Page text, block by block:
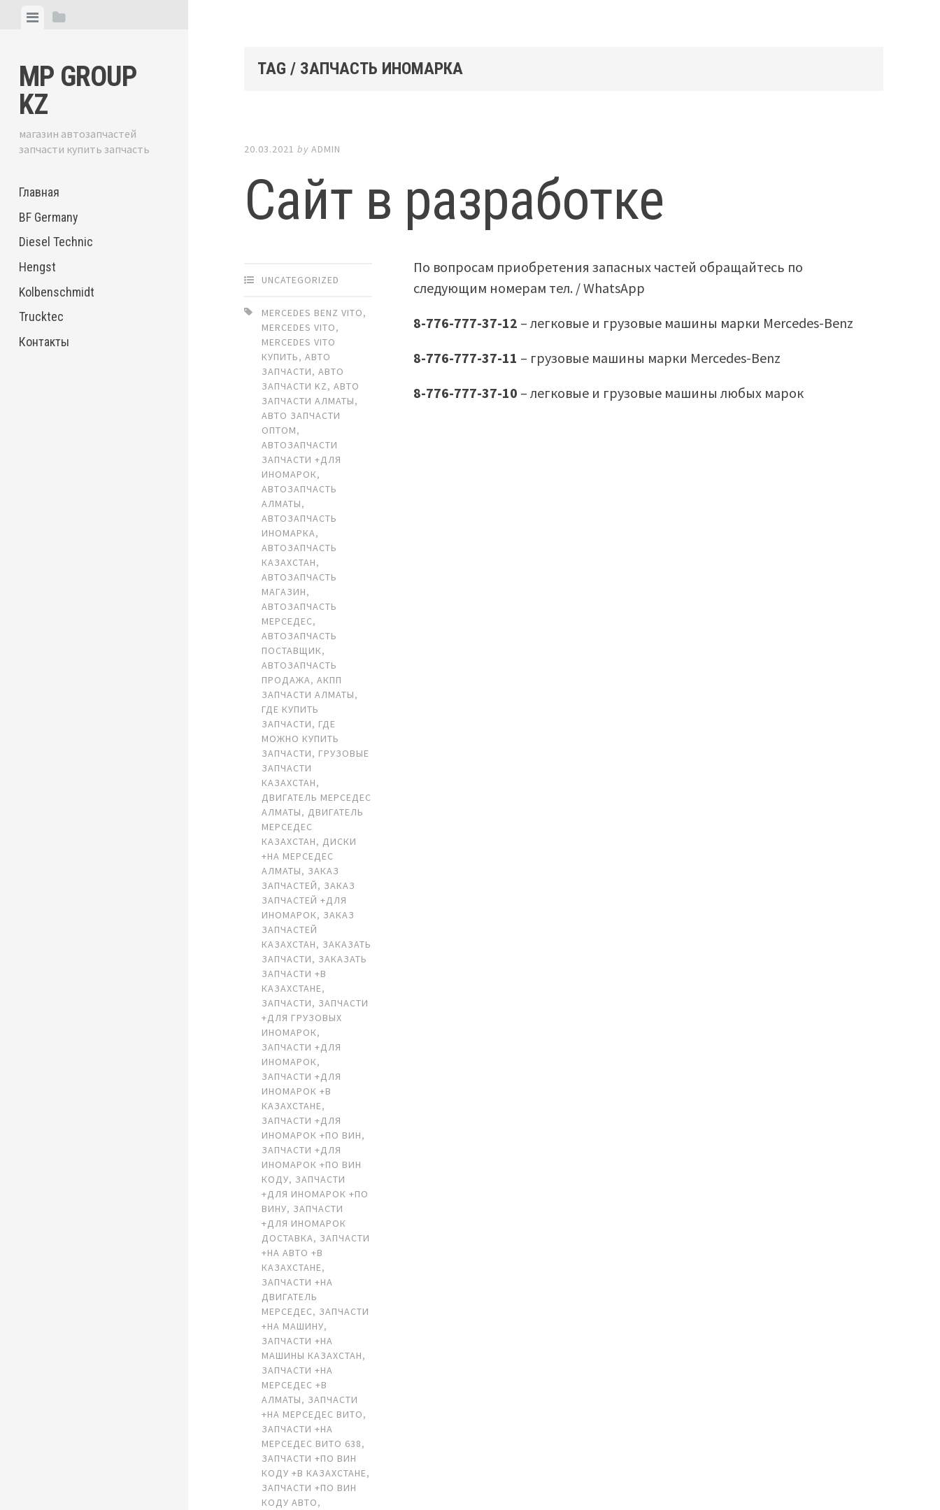
ViewView
MP GROUP
KZ
магазин автозапчастей
запчасти купить запчасть
Главная
BF Germany
Diesel Technic
Hengst
Kolbenschmidt
Trucktec
Контакты
TAG / ЗАПЧАСТЬ ИНОМАРКА
20.03.2021 byADMIN
Сайт в разработке
UNCATEGORIZED
MERCEDES BENZ VITO,
MERCEDES VITO,
MERCEDES VITO
КУПИТЬ,АВТО
ЗАПЧАСТИ,АВТО
ЗАПЧАСТИ KZ,АВТО
ЗАПЧАСТИ АЛМАТЫ,
АВТО ЗАПЧАСТИ
ОПТОМ,
АВТОЗАПЧАСТИ
ЗАПЧАСТИ +ДЛЯ
ИНОМАРОК,
АВТОЗАПЧАСТЬ
АЛМАТЫ,
АВТОЗАПЧАСТЬ
ИНОМАРКА,
АВТОЗАПЧАСТЬ
КАЗАХСТАН,
АВТОЗАПЧАСТЬ
МАГАЗИН,
АВТОЗАПЧАСТЬ
МЕРСЕДЕС,
АВТОЗАПЧАСТЬ
ПОСТАВЩИК,
АВТОЗАПЧАСТЬ
ПРОДАЖА,АКПП
ЗАПЧАСТИ АЛМАТЫ,
ГДЕ КУПИТЬ
ЗАПЧАСТИ, ГДЕ
МОЖНО КУПИТЬ
ЗАПЧАСТИ, ГРУЗОВЫЕ
ЗАПЧАСТИ
КАЗАХСТАН,
ДВИГАТЕЛЬ МЕРСЕДЕС
АЛМАТЫ, ДВИГАТЕЛЬ
МЕРСЕДЕС
КАЗАХСТАН, ДИСКИ
+НА МЕРСЕДЕС
АЛМАТЫ, ЗАКАЗ
ЗАПЧАСТЕЙ, ЗАКАЗ
ЗАПЧАСТЕЙ +ДЛЯ
ИНОМАРОК, ЗАКАЗ
ЗАПЧАСТЕЙ
КАЗАХСТАН, ЗАКАЗАТЬ
ЗАПЧАСТИ, ЗАКАЗАТЬ
ЗАПЧАСТИ +В
КАЗАХСТАНЕ,
ЗАПЧАСТИ, ЗАПЧАСТИ
+ДЛЯ ГРУЗОВЫХ
ИНОМАРОК,
ЗАПЧАСТИ +ДЛЯ
ИНОМАРОК,
ЗАПЧАСТИ +ДЛЯ
ИНОМАРОК +В
КАЗАХСТАНЕ,
ЗАПЧАСТИ +ДЛЯ
ИНОМАРОК +ПО ВИН,
ЗАПЧАСТИ +ДЛЯ
ИНОМАРОК +ПО ВИН
КОДУ, ЗАПЧАСТИ
+ДЛЯ ИНОМАРОК +ПО
ВИНУ, ЗАПЧАСТИ
+ДЛЯ ИНОМАРОК
ДОСТАВКА, ЗАПЧАСТИ
+НА АВТО +В
КАЗАХСТАНЕ,
ЗАПЧАСТИ +НА
ДВИГАТЕЛЬ
МЕРСЕДЕС, ЗАПЧАСТИ
+НА МАШИНУ,
ЗАПЧАСТИ +НА
МАШИНЫ КАЗАХСТАН,
ЗАПЧАСТИ +НА
МЕРСЕДЕС +В
АЛМАТЫ, ЗАПЧАСТИ
+НА МЕРСЕДЕС ВИТО,
ЗАПЧАСТИ +НА
МЕРСЕДЕС ВИТО 638,
ЗАПЧАСТИ +ПО ВИН
КОДУ +В КАЗАХСТАНЕ,
ЗАПЧАСТИ +ПО ВИН
КОДУ АВТО,
По вопросам приобретения запасных частей обращайтесь по
следующим номерам тел. / WhatsApp
8-776-777-37-12 – легковые и грузовые машины марки Mercedes-Benz
8-776-777-37-11 – грузовые машины марки Mercedes-Benz
8-776-777-37-10 – легковые и грузовые машины любых марок